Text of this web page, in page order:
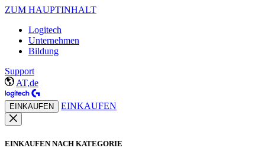
ZUM HAUPTINHALT
Logitech
Unternehmen
Bildung
Support
AT,de
EINKAUFEN EINKAUFEN
EINKAUFEN NACH KATEGORIE